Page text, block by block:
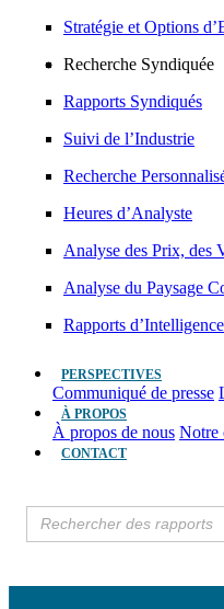
Stratégie et Options
Recherche Syndiquée
Rapports Syndiqués
Suivi de l’Industrie
Recherche
Heures d’Analyste
Analyse des Prix, des
Analyse du Paysage
Rapports
PERSPECTIVES
Communiqué de presse
À PROPOS
À propos de nous Notre
CONTACT